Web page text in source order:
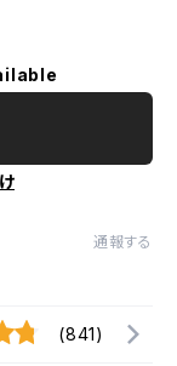
通報する
(841)